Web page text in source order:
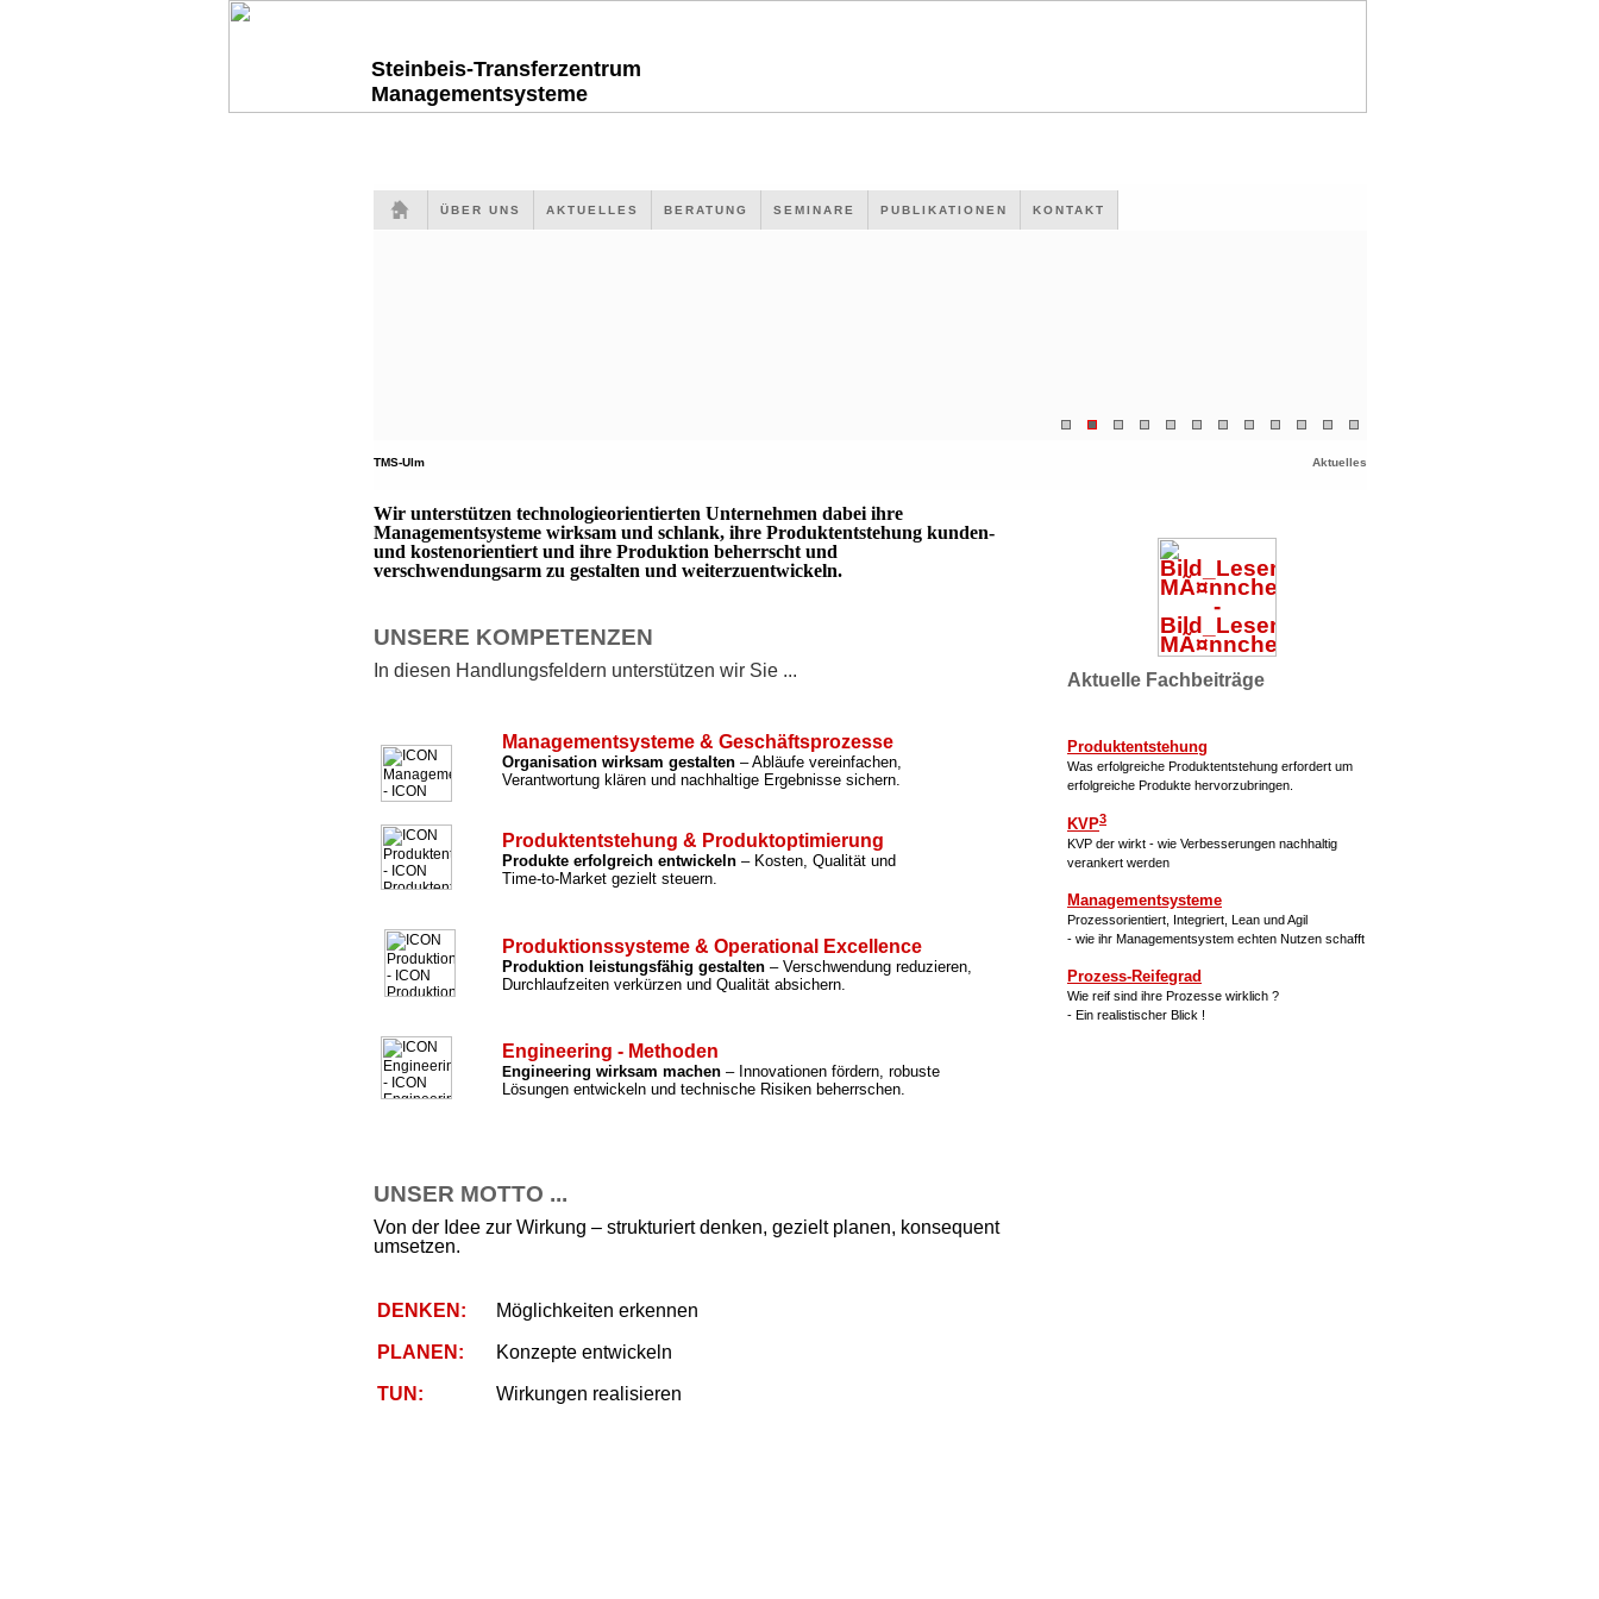
Steinbeis-Transferzentrum
Managementsysteme
ÜBER UNS AKTUELLES BERATUNG SEMINARE PUBLIKATIONEN KONTAKT
TMS-Ulm Aktuelles
Wir unterstützen technologieorientierten Unternehmen dabei ihre
Managementsysteme wirksam und schlank, ihre Produktentstehung kunden-
und kostenorientiert und ihre Produktion beherrscht und
verschwendungsarm zu gestalten und weiterzuentwickeln.
UNSERE KOMPETENZEN
In diesen Handlungsfeldern unterstützen wir Sie ...
Managementsysteme & Geschäftsprozesse
Organisation wirksam gestalten – Abläufe vereinfachen,
Verantwortung klären und nachhaltige Ergebnisse sichern.
Produktentstehung & Produktoptimierung
Produkte erfolgreich entwickeln – Kosten, Qualität und
Time-to-Market gezielt steuern.
Produktionssysteme & Operational Excellence
Produktion leistungsfähig gestalten – Verschwendung reduzieren,
Durchlaufzeiten verkürzen und Qualität absichern.
Engineering - Methoden
Engineering wirksam machen – Innovationen fördern, robuste
Lösungen entwickeln und technische Risiken beherrschen.
UNSER MOTTO ...
Von der Idee zur Wirkung – strukturiert denken, gezielt planen, konsequent
umsetzen.
DENKEN: Möglichkeiten erkennen
PLANEN: Konzepte entwickeln
TUN: Wirkungen realisieren
Aktuelle Fachbeiträge
Produktentstehung
Was erfolgreiche Produktentstehung erfordert um
erfolgreiche Produkte hervorzubringen.
KVP3
KVP der wirkt - wie Verbesserungen nachhaltig
verankert werden
Managementsysteme
Prozessorientiert, Integriert, Lean und Agil
- wie ihr Managementsystem echten Nutzen schafft
Prozess-Reifegrad
Wie reif sind ihre Prozesse wirklich ?
- Ein realistischer Blick !